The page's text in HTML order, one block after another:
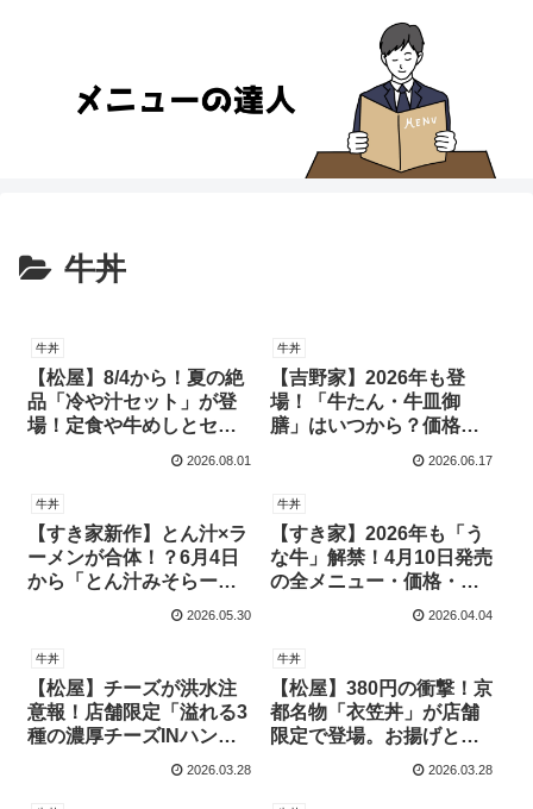
牛丼
牛丼
【松屋】8/4から！夏の絶
品「冷や汁セット」が登
場！定食や牛めしとセッ
トでお得に食べられる！
2026.08.01
牛丼
【吉野家】2026年も登
場！「牛たん・牛皿御
膳」はいつから？価格や
おすすめトッピングも紹
2026.06.17
牛丼
【すき家新作】とん汁×ラ
ーメンが合体！？6月4日
から「とん汁みそらーめ
2026.05.30
牛丼
【すき家】2026年も「う
な牛」解禁！4月10日発売
の全メニュー・価格・こ
だわりを徹底紹介！
2026.04.04
牛丼
【松屋】チーズが洪水注
意報！店舗限定「溢れる3
種の濃厚チーズINハンバ
ーグ定食」を実食レポー
2026.03.28
牛丼
【松屋】380円の衝撃！京
都名物「衣笠丼」が店舗
限定で登場。お揚げと卵
の優しい味わいをレポ
2026.03.28